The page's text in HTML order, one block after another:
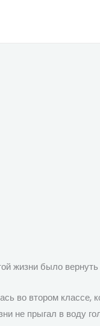
жизни было
во втором классе,
не прыгал в воду